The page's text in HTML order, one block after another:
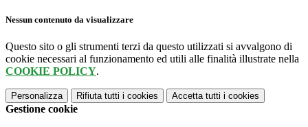
Nessun contenuto da visualizzare
Questo sito o gli strumenti terzi da questo utilizzati si avvalgono di
cookie necessari al funzionamento ed utili alle finalità illustrate nella
COOKIE POLICY.
Personalizza Rifiuta tutti i cookies Accetta tutti i cookies
Gestione cookie